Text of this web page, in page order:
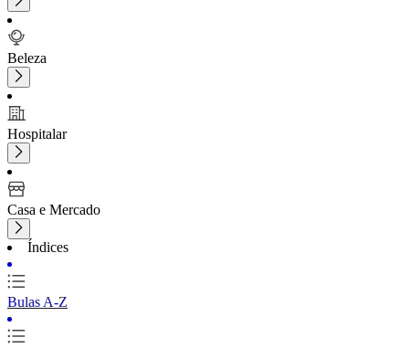
Beleza
Hospitalar
Casa e Mercado
Índices
Bulas A-Z